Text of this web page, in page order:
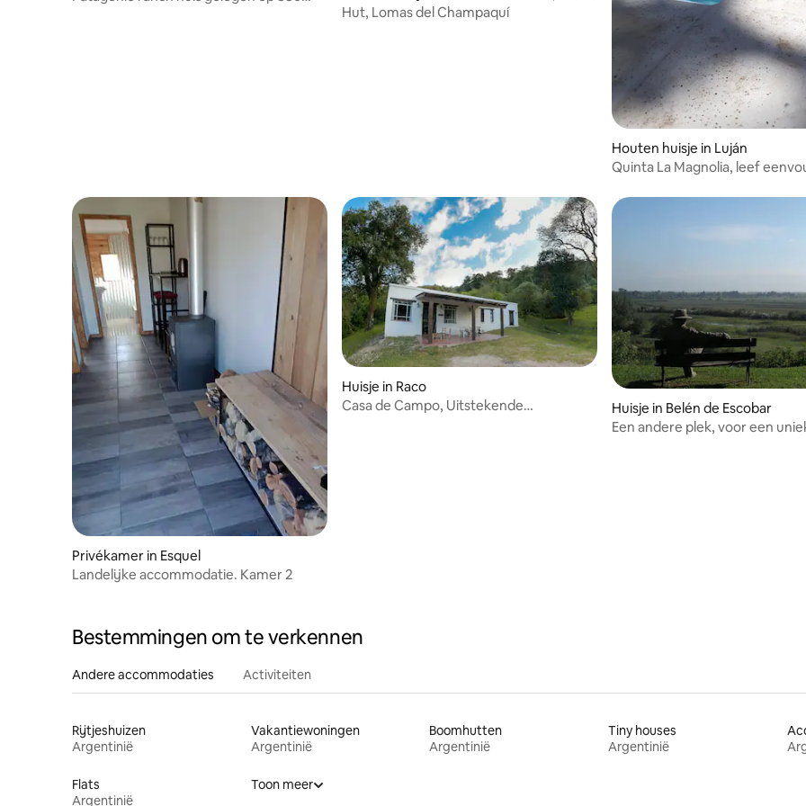
osas
Hut, Lomas del Champaquí
Houten huisje in Luján
Quinta La Magnolia, leef
Privékamer in Esquel
Landelijke accommodatie. Kamer 2
Huisje in Raco
Casa de Campo, Uitstekende
Huisje in Belén de Escobar
Een andere plek, voor een
Bestemmingen om te verkennen
Andere accommodaties Activiteiten
Rijtjeshuizen
Argentinië
Vakantiewoningen
Argentinië
Boomhutten
Argentinië
Tiny houses
Argentinië
Flats
Argentinië
Toon meer